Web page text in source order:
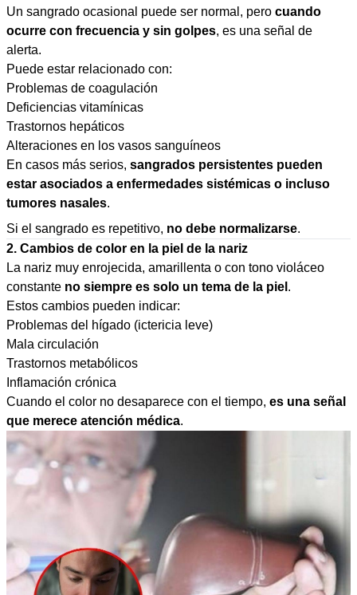
Un sangrado ocasional puede ser normal, pero cuando
ocurre con frecuencia y sin golpes, es una señal de
alerta.
Puede estar relacionado con:
Problemas de coagulación
Deficiencias vitamínicas
Trastornos hepáticos
Alteraciones en los vasos sanguíneos
En casos más serios, sangrados persistentes pueden
estar asociados a enfermedades sistémicas o incluso
tumores nasales.
Si el sangrado es repetitivo, no debe normalizarse.
2. Cambios de color en la piel de la nariz
La nariz muy enrojecida, amarillenta o con tono violáceo
constante no siempre es solo un tema de la piel .
Estos cambios pueden indicar:
Problemas del hígado (ictericia leve)
Mala circulación
Trastornos metabólicos
Inflamación crónica
Cuando el color no desaparece con el tiempo, es una señal
que merece atención médica.